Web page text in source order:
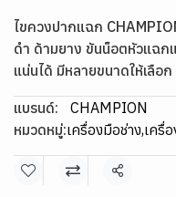
ไขควงปากแฉก
ดำ ด้ามยาง ขันน็อตหัวแฉ
แน่นได้ มีหลายขนาดให้เลือก
แบรนด์:
CHAMPION
หมวดหมู่:เครื่องมือช่าง,เครื่
แชร์